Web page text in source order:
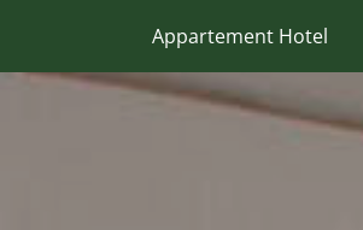
Appartement Hotel